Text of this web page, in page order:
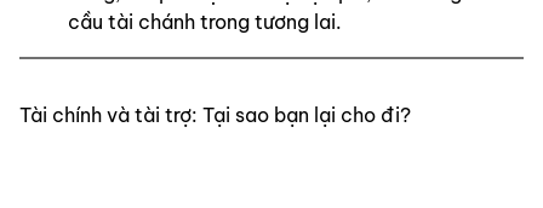
cầu tài chánh trong tương lai.
Tài chính và tài trợ: Tại sao bạn lại cho đi?